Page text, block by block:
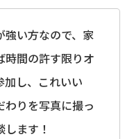
強い方なので、家
時間の許す限りオ
加し、これいい
わりを写真に撮っ
ます！